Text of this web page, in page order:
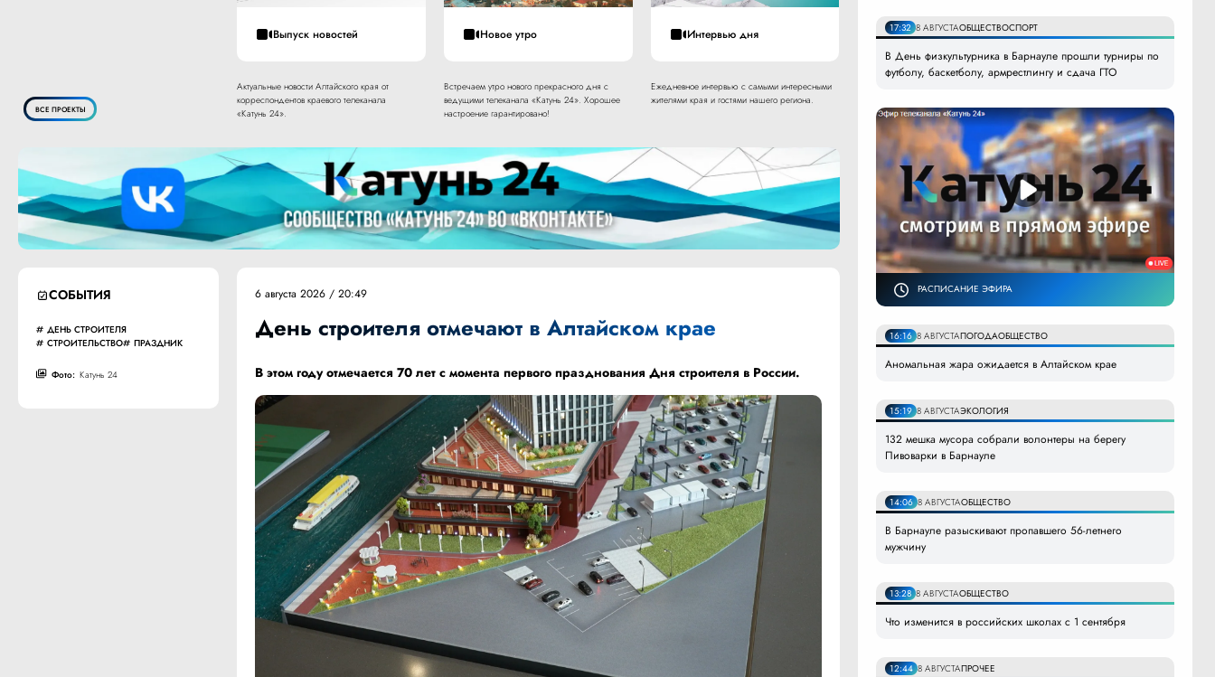
ВСЕ ПРОЕКТЫ
Выпуск новостей
Актуальные новости Алтайского края от
корреспондентов краевого телеканала
«Катунь 24».
Новое утро
Встречаем утро нового прекрасного дня с
ведущими телеканала «Катунь 24». Хорошее
настроение гарантировано!
Интервью дня
Ежедневное интервью с самыми интересными
жителями края и гостями нашего региона.
СОБЫТИЯ
ДЕНЬ СТРОИТЕЛЯ
СТРОИТЕЛЬСТВО
ПРАЗДНИК
Фото: Катунь 24
6 августа 2026 / 20:49
День строителя отмечают в Алтайском крае
В этом году отмечается 70 лет с момента первого празднования Дня строителя в России.
17:32 8 АВГУСТАОБЩЕСТВОСПОРТ
В День физкультурника в Барнауле прошли турниры по
футболу, баскетболу, армрестлингу и сдача ГТО
РАСПИСАНИЕ ЭФИРА
16:16 8 АВГУСТАПОГОДАОБЩЕСТВО
Аномальная жара ожидается в Алтайском крае
15:19 8 АВГУСТАЭКОЛОГИЯ
132 мешка мусора собрали волонтеры на берегу
Пивоварки в Барнауле
14:06 8 АВГУСТАОБЩЕСТВО
В Барнауле разыскивают пропавшего 56-летнего
мужчину
13:28 8 АВГУСТАОБЩЕСТВО
Что изменится в российских школах с 1 сентября
12:44 8 АВГУСТАПРОЧЕЕ